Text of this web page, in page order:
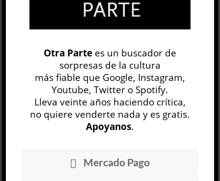
EDICIÓN IMPRESA
Otra Partees un buscador de
sorpresas de la cultura
más fiable que Google, Instagram,
Youtube, Twitter o Spotify.
Lleva veinte años haciendo crítica,
no quiere venderte nada y es gratis.
Apoyanos.
Mercado Pago